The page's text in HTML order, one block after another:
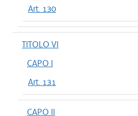
Art. 130
TITOLO VI
CAPO I
Art. 131
CAPO II